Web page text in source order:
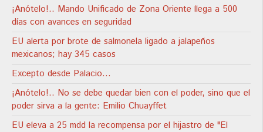
¡Anótelo!.. Mando Unificado de Zona Oriente llega a 500
días con avances en seguridad
EU alerta por brote de salmonela ligado a jalapeños
mexicanos; hay 345 casos
Excepto desde Palacio…
¡Anótelo!.. No se debe quedar bien con el poder, sino que el
poder sirva a la gente: Emilio Chuayffet
EU eleva a 25 mdd la recompensa por el hijastro de "El